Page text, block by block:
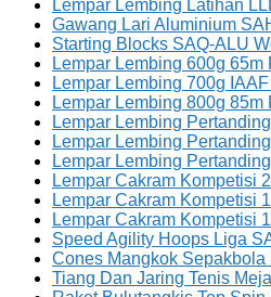
Lempar Lembing Latihan
Gawang Lari Aluminium
Starting Blocks SAQ-ALU
Lempar Lembing 600g
Lempar Lembing 700g
Lempar Lembing 800g
Lempar Lembing
Lempar Lembing
Lempar Lembing
Lempar Cakram Kompetisi
Lempar Cakram Kompetisi
Lempar Cakram Kompetisi
Speed Agility Hoops Liga
Cones Mangkok Sepakbola
Tiang Dan Jaring Tenis